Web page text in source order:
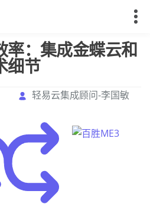
率：集成金蝶云和
细节
轻易云集成顾问-李国敏